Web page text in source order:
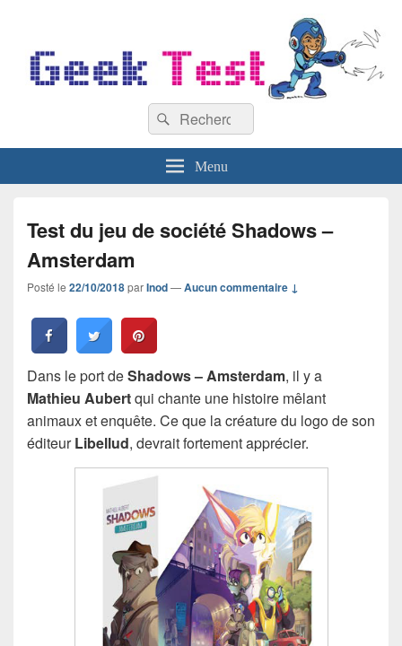
Recherche :
Rechercher
Menu
Test du jeu de société Shadows –
Amsterdam
Posté le 22/10/2018parInod—Aucun commentaire ↓
Dans le port deShadows – Amsterdam, il y a
Mathieu Aubertqui chante une histoire mêlant
animaux et enquête. Ce que la créature du logo de son
éditeurLibellud, devrait fortement apprécier.